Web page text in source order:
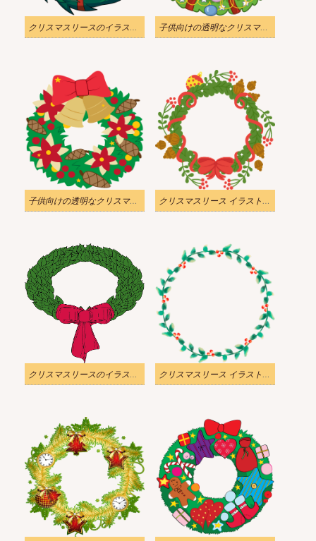
クリスマスリースのイラスト 透明 1 子供向けの透明なクリスマスリース イラスト
子供向けの透明なクリスマスリースのイラスト クリスマスリース イラスト 透過画像 2
クリスマスリースのイラスト透明ダウンロード クリスマスリース イラスト 透過画像